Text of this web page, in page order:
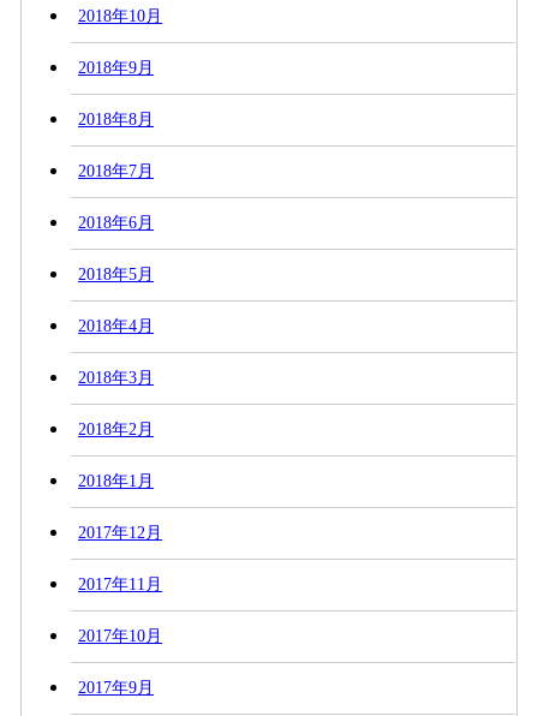
2018年10月
2018年9月
2018年8月
2018年7月
2018年6月
2018年5月
2018年4月
2018年3月
2018年2月
2018年1月
2017年12月
2017年11月
2017年10月
2017年9月